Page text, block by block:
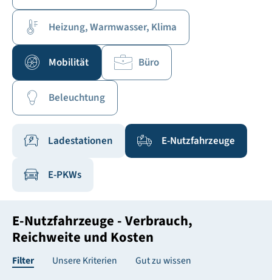
Heizung, Warmwasser, Klima
Mobilität Büro
Beleuchtung
Ladestationen E-Nutzfahrzeuge
E-PKWs
E-Nutzfahrzeuge - Verbrauch,
Reichweite und Kosten
Filter Unsere Kriterien Gut zu wissen